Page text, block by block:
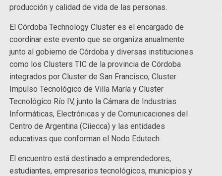
producción y calidad de vida de las personas.
El Córdoba Technology Cluster es el encargado de
coordinar este evento que se organiza anualmente
junto al gobierno de Córdoba y diversas instituciones
como los Clusters TIC de la provincia de Córdoba
integrados por Cluster de San Francisco, Cluster
Impulso Tecnológico de Villa María y Cluster
Tecnológico Río IV, junto la Cámara de Industrias
Informáticas, Electrónicas y de Comunicaciones del
Centro de Argentina (Ciiecca) y las entidades
educativas que conforman el Nodo Edutech.
El encuentro está destinado a emprendedores,
estudiantes, empresarios tecnológicos, municipios y